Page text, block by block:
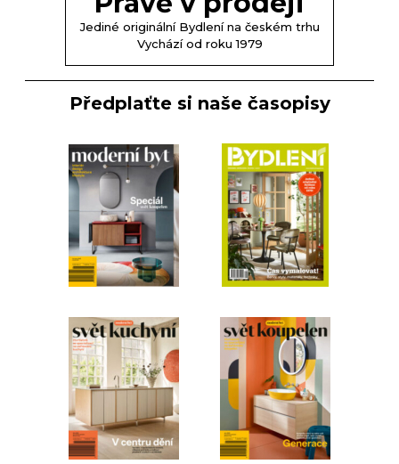
Jediné originální Bydlení na českém trhu
Vychází od roku 1979
Předplaťte si naše časopisy